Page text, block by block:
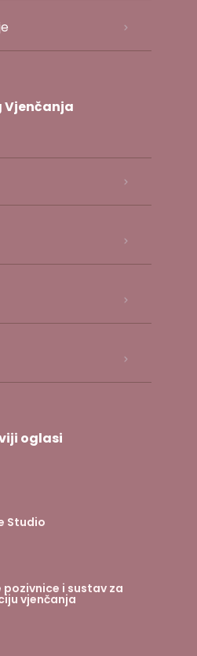
Vjenčanja
oglasi
Studio
pozivnice i sustav za
vjenčanja